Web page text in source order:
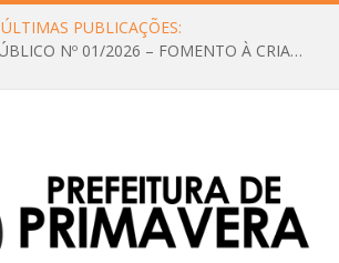
ÚLTIMAS PUBLICAÇÕES:
CHAMAMENTO PÚBLICO Nº 01/2026 – FOMENTO À CRIAÇÃO E A CIRCULAÇÃO DE PRODUÇÕES CULTURAIS – Aldir Blanc